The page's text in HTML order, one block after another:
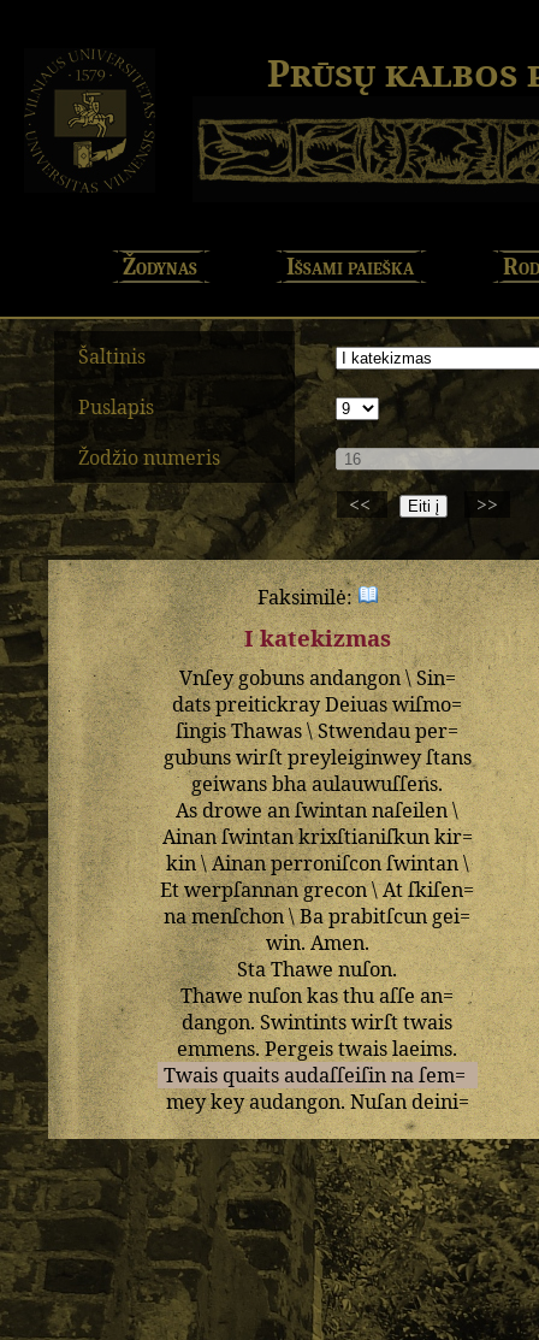
Prūsų kalbos
Žodynas Išsami paieška
Šaltinis
Puslapis
Žodžio numeris
<<
>>
Faksimilė:
I katekizmas
Vnſey gobunsandangon\Sin=
datspreitickrayDeiuaswiſmo=
ſingisThawas\Stwendauper=
gubunswirſtpreyleiginweyſtans
geiwansbhaaulauwuſſens.
Asdroweanſwintannaſeilen\
Ainanſwintankrixſtianiſkunkir=
kin\Ainanperroniſconſwintan\
Etwerpſannangrecon\At ſkiſen=
namenſchon\Baprabitſcungei=
win.Amen.
StaThawenuſon.
Thawenuſonkasthuaſſe an=
dangon.Swintints wirſt twais
emmens.Pergeistwais laeims.
Twais quaitsaudaſſeiſinnaſem=
meykeyaudangon.Nuſandeini=